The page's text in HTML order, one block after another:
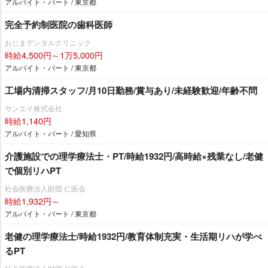
完全予約制医院の歯科医師
おじまデンタルクリニック
時給4,500円～1万5,000円
アルバイト・パート / 東京都
工場内清掃スタッフ/月10日勤務/賞与あり/未経験歓迎/年齢不問
サンエイ株式会社
時給1,140円
アルバイト・パート / 愛知県
介護施設での理学療法士・PT/時給1932円/高時給×残業なし/老健
で個別リハPT
社会医療法人財団 仁医会
時給1,932円～
アルバイト・パート / 東京都
老健の理学療法士/時給1932円/教育体制充実・生活期リハが学べ
るPT